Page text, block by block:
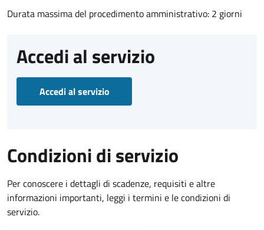
Durata massima del procedimento amministrativo: 2 giorni
Accedi al servizio
Accedi al servizio
Condizioni di servizio
Per conoscere i dettagli di scadenze, requisiti e altre
informazioni importanti, leggi i termini e le condizioni di
servizio.